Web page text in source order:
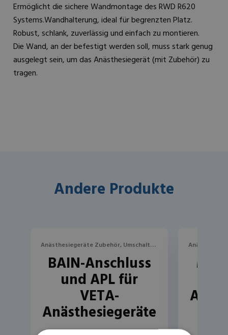
Ermöglicht die sichere Wandmontage des RWD R620
Systems.Wandhalterung, ideal für begrenzten Platz.
Robust, schlank, zuverlässig und einfach zu montieren.
Die Wand, an der befestigt werden soll, muss stark genug
ausgelegt sein, um das Anästhesiegerät (mit Zubehör) zu
tragen.
Andere Produkte
Anästhesiegeräte Zubehör, Umschalter,
Wandbefestigungen und Halterungen
BAIN-Anschluss
und APL für
VETA-
Anästhesiegeräte